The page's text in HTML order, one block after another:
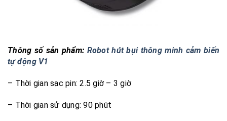
Thông số sản phẩm: Robot hút bụi thông minh cảm biến
tự động V1
– Thời gian sạc pin: 2.5 giờ – 3 giờ
– Thời gian sử dụng: 90 phút